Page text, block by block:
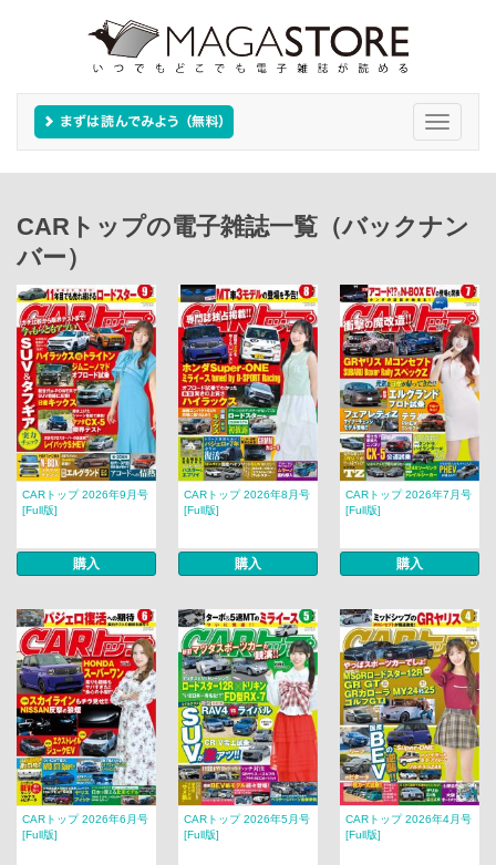
Toggle
CARトップの電子雑誌一覧（バックナン
バー）
CARトップ 2026年9月号
[Full版]
購入
CARトップ 2026年8月号
[Full版]
購入
CARトップ 2026年7月号
[Full版]
購入
CARトップ 2026年6月号
[Full版]
CARトップ 2026年5月号
[Full版]
CARトップ 2026年4月号
[Full版]